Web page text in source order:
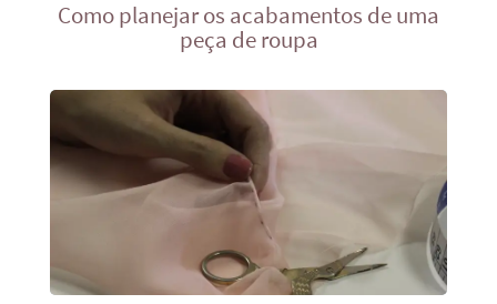
Como planejar os acabamentos de uma
peça de roupa